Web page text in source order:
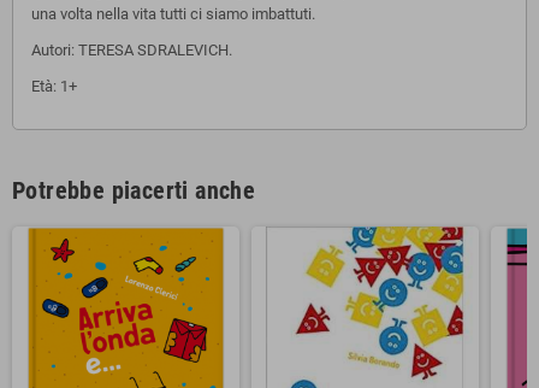
una volta nella vita tutti ci siamo imbattuti.
Autori: TERESA SDRALEVICH.
Età: 1+
Potrebbe piacerti anche